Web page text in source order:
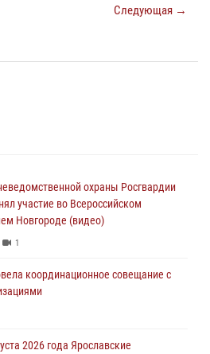
Следующая →
охраны Росгвардии
участие во Всероссийском
Новгороде (видео)
1
координационное совещание с
2026 года Ярославские